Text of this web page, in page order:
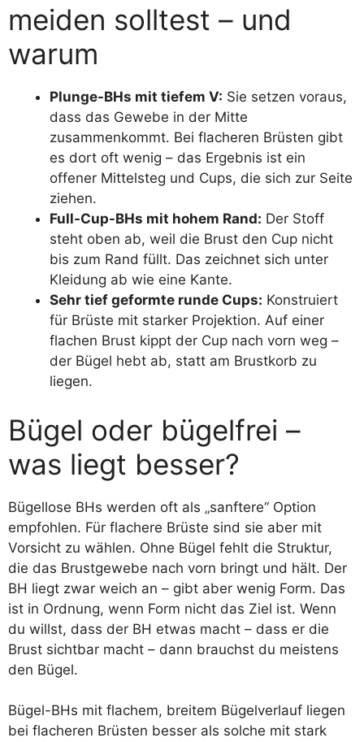
meiden solltest – und
warum
Plunge-BHs mit tiefem V: Sie setzen voraus,
dass das Gewebe in der Mitte
zusammenkommt. Bei flacheren Brüsten gibt
es dort oft wenig – das Ergebnis ist ein
offener Mittelsteg und Cups, die sich zur Seite
ziehen.
Full-Cup-BHs mit hohem Rand: Der Stoff
steht oben ab, weil die Brust den Cup nicht
bis zum Rand füllt. Das zeichnet sich unter
Kleidung ab wie eine Kante.
Sehr tief geformte runde Cups: Konstruiert
für Brüste mit starker Projektion. Auf einer
flachen Brust kippt der Cup nach vorn weg –
der Bügel hebt ab, statt am Brustkorb zu
liegen.
Bügel oder bügelfrei –
was liegt besser?
Bügellose BHs werden oft als „sanftere“ Option
empfohlen. Für flachere Brüste sind sie aber mit
Vorsicht zu wählen. Ohne Bügel fehlt die Struktur,
die das Brustgewebe nach vorn bringt und hält. Der
BH liegt zwar weich an – gibt aber wenig Form. Das
ist in Ordnung, wenn Form nicht das Ziel ist. Wenn
du willst, dass der BH etwas macht – dass er die
Brust sichtbar macht – dann brauchst du meistens
den Bügel.
Bügel-BHs mit flachem, breitem Bügelverlauf liegen
bei flacheren Brüsten besser als solche mit stark